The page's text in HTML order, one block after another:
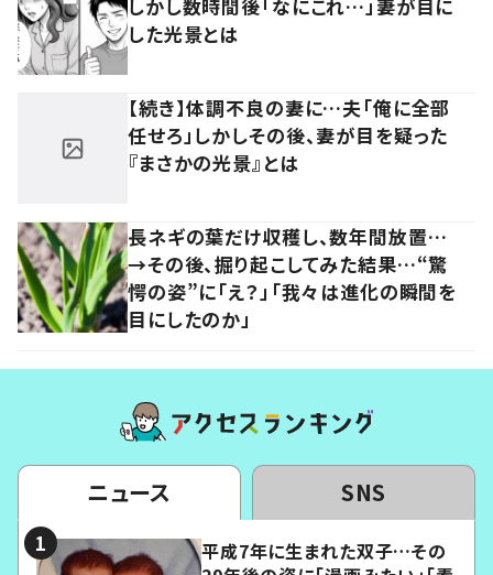
しかし数時間後「なにこれ…」妻が目に
した光景とは
【続き】体調不良の妻に…夫「俺に全部
任せろ」しかしその後、妻が目を疑った
『まさかの光景』とは
長ネギの葉だけ収穫し、数年間放置…
→その後、掘り起こしてみた結果…“驚
愕の姿”に「え？」「我々は進化の瞬間を
目にしたのか」
ニュース SNS
平成7年に生まれた双子…その